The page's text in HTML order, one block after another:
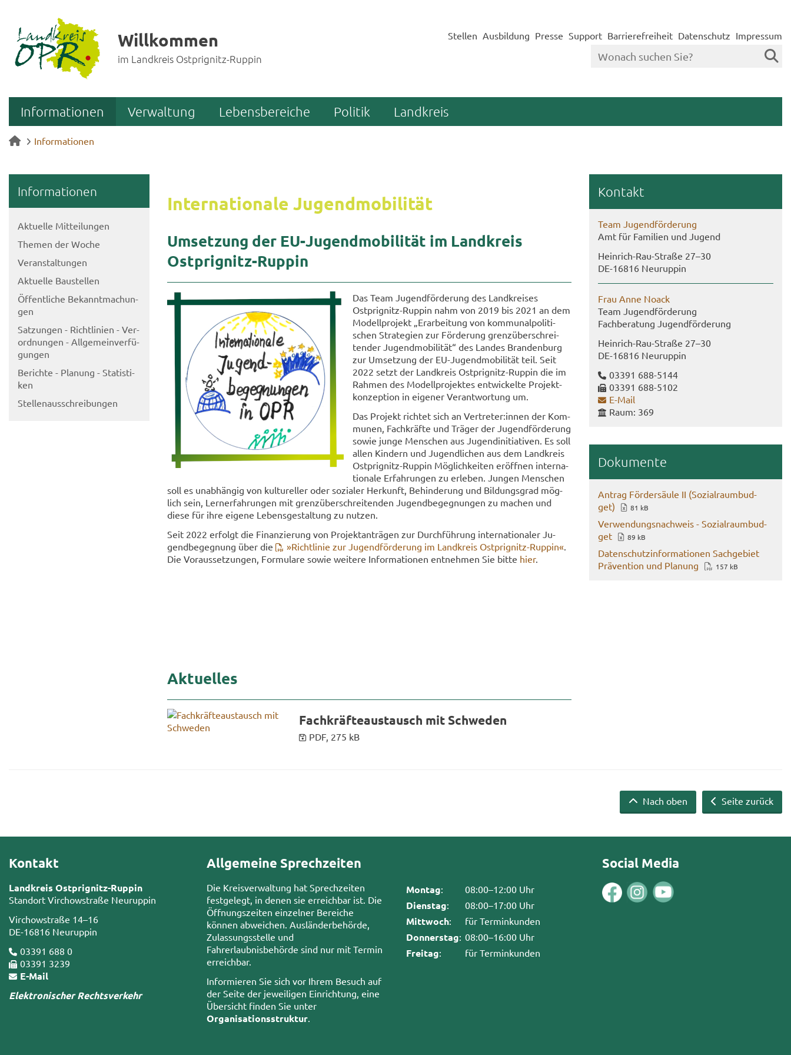
Willkommen
im Landkreis Ostprignitz-Ruppin
Stellen Ausbildung Presse Support Barrierefreiheit Datenschutz Impressum
Informationen Verwaltung Lebensbereiche Politik Landkreis
Informationen
In­for­ma­tio­nen
Ak­tu­el­le Mit­tei­lun­gen
The­men der Woche
Ver­an­stal­tun­gen
Ak­tu­el­le Bau­stel­len
Öf­fent­li­che Be­kannt­ma­chun­
gen
Sat­zun­gen - Richt­li­ni­en - Ver­
ord­nun­gen - All­ge­mein­ver­fü­
gun­gen
Be­rich­te - Pla­nung - Sta­tis­ti­
ken
Stel­len­aus­schrei­bun­gen
In­ter­na­tio­na­le Jug­end­mo­bi­li­tät
Um­set­zung der EU-​Jugendmobilität im Land­kreis
Ostprignitz-​Ruppin
Das Team Ju­gend­för­de­rung des Land­krei­ses
Ostprignitz-​Ruppin nahm von 2019 bis 2021 an dem
Mo­dell­pro­jekt „Er­ar­bei­tung von kom­mu­nal­po­li­ti­
schen Stra­te­gien zur För­de­rung grenz­über­schrei­
ten­der Jug­end­mo­bi­li­tät“ des Lan­des Bran­den­burg
zur Um­set­zung der EU-​Jugendmobilität teil. Seit
2022 setzt der Land­kreis Ostprignitz-​Ruppin die im
Rah­men des Mo­dell­pro­jek­tes ent­wi­ckel­te Pro­jekt­
kon­zep­ti­on in ei­ge­ner Ver­ant­wor­tung um.
Das Pro­jekt rich­tet sich an Ver­tre­ter:innen der Kom­
mu­nen, Fach­kräf­te und Trä­ger der Ju­gend­för­de­rung
sowie junge Men­schen aus Ju­gend­in­itia­ti­ven. Es soll
allen Kin­dern und Ju­gend­li­chen aus dem Land­kreis
Ostprignitz-​Ruppin Mög­lich­kei­ten er­öff­nen in­ter­na­
tio­na­le Er­fah­run­gen zu er­le­ben. Jun­gen Men­schen
soll es un­ab­hän­gig von kul­tu­rel­ler oder so­zia­ler Her­kunft, Be­hin­de­rung und Bil­dungs­grad mög­
lich sein, Lern­er­fah­run­gen mit grenz­über­schrei­ten­den Ju­gend­be­geg­nun­gen zu ma­chen und
diese für ihre ei­ge­ne Le­bens­ge­stal­tung zu nut­zen.
Seit 2022 er­folgt die Fi­nan­zie­rung von Pro­jekt­an­trä­gen zur Durch­füh­rung in­ter­na­tio­na­ler Ju­
gend­be­geg­nung über die
»Richt­li­nie zur Ju­gend­för­de­rung im Land­kreis Ostprignitz-​Ruppin«.
Die Vor­aus­set­zun­gen, For­mu­la­re sowie wei­te­re In­for­ma­tio­nen ent­neh­men Sie bitte hier.
Ak­tu­el­les
Fach­kräf­teaus­tausch mit Schwe­den
PDF, 275 kB
Kon­takt
Team Ju­gend­för­de­rung
Amt für Fa­mi­li­en und Ju­gend
Heinrich-​Rau-Straße 27–30
DE-​16816 Neu­rup­pin
Frau Anne Noack
Team Ju­gend­för­de­rung
Fach­be­ra­tung Ju­gend­för­de­rung
Heinrich-​​Rau-​Straße 27–30
DE-​16816 Neu­rup­pin
03391 688-​5144
03391 688-​5102
E-​Mail
Raum: 369
Do­ku­men­te
An­trag För­der­säu­le II (So­zi­al­raum­bud­
get)
81 kB
Ver­wen­dungs­nach­weis - So­zi­al­raum­bud­
get
89 kB
Da­ten­schutz­in­for­ma­tio­nen Sach­ge­biet
Prä­ven­ti­on und Pla­nung
157 kB
Seite zurück
Nach oben
Kontakt
Landkreis Ostprignitz-Ruppin
Standort Virchowstraße Neuruppin
Virchowstraße 14–16
DE-16816 Neuruppin
03391 688 0
03391 3239
E-Mail
Elektronischer Rechtsverkehr
Allgemeine Sprechzeiten
Die Kreisverwaltung hat Sprechzeiten
festgelegt, in denen sie erreichbar ist. Die
Öffnungszeiten einzelner Bereiche
können abweichen. Ausländerbehörde,
Zulassungsstelle und
Fahrerlaubnisbehörde sind nur mit Termin
erreichbar.
Informieren Sie sich vor Ihrem Besuch auf
der Seite der jeweiligen Einrichtung, eine
Übersicht finden Sie unter
Organisationsstruktur.
Montag: 08:00–12:00 Uhr
Dienstag: 08:00–17:00 Uhr
Mittwoch: für Terminkunden
Donnerstag: 08:00–16:00 Uhr
Freitag: für Terminkunden
Social Media